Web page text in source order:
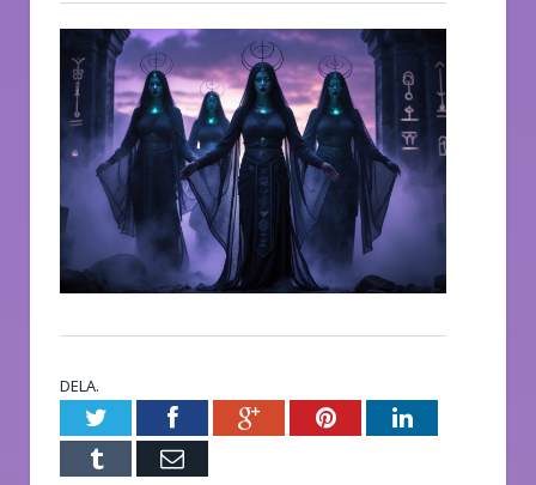
DELA.
TwitterFacebookGoogle+PinterestLinkedIn
Tumblr E-